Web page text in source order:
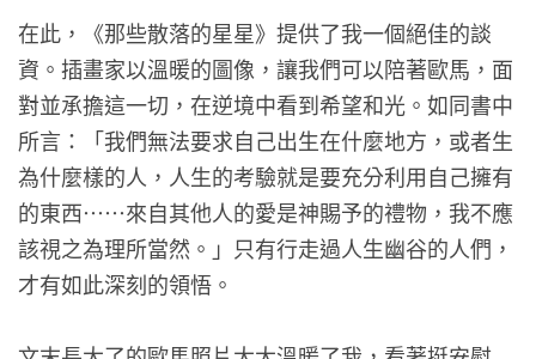
在此，《那些散落的星星》提供了我一個絕佳的談
資。插畫家以溫暖的圖像，讓我們可以陪著歐馬，面
對並承擔這一切，在逆境中看到希望和光。如同書中
所言：「我們無法要求自己出生在什麼地方，或者生
為什麼樣的人，人生的考驗就是要充分利用自己擁有
的東西……來自其他人的愛是神賜予的禮物，我不應
該視之為理所當然。」只有行走過人生幽谷的人們，
才有如此深刻的領悟。